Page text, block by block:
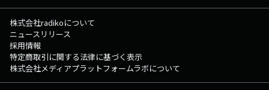
株式会社radikoについて
ニュースリリース
採用情報
特定商取引に関する法律に基づく表示
株式会社メディアプラットフォームラボについて